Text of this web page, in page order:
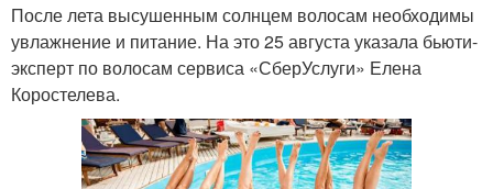
После лета высушенным солнцем волосам необходимы
увлажнение и питание. На это 25 августа указала бьюти-
эксперт по волосам сервиса «СберУслуги» Елена
Коростелева.